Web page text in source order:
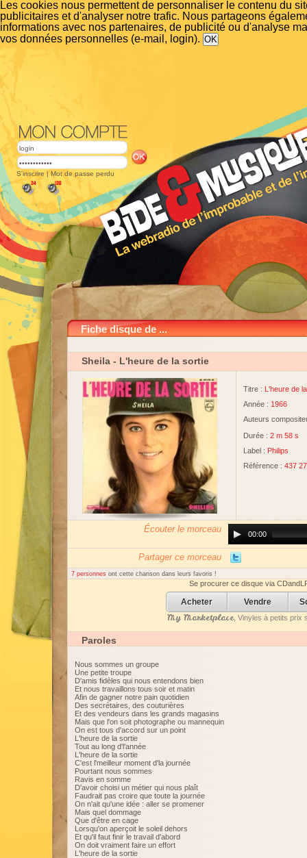
Les cookies nous permettent de personnaliser le contenu du
publicitaires et d'analyser notre trafic. Nous partageons
informations avec nos partenaires, de publicité ou d'analyse
vos données personnelles (e-mail, login).
S'inscrire | Mot de passe perdu
Fiche disque de ...
Sheila - L'heure de la sortie
Titre : L'heure de
Année : 1966
Auteurs
Durée : 2 m 58 s
Label : Philips
Référence : 437
Écouter le morceau
Player00:00
Partager ce morceau
7 personnes ont cette chanson dans leurs favoris !
Se procurer ce disque via
Acheter Vendre
My Marketplace, Vinyles à petits prix
Paroles
Nous sommes un groupe
Une petite troupe
D'amis fidèles qui nous entendons bien
Et nous travaillons tous soir et matin
Afin de gagner notre pain quotidien
Des secrétaires, des couturières
Et des vendeurs dans les grands magasins
Mais que l'on soit photographe ou mannequin
On est tous d'accord sur un point
L'heure de la sortie
Tout au long d'l'année
L'heure de la sortie
C'est l'meilleur moment d'la journée
Pourtant nous sommes
Ravis en somme
D'avoir choisi un métier qui nous plaît
Faudrait pas croire que toute la journée
On n'ait qu'une idée : aller se promener
Mais quel dommage
Que d'être en cage
Lorsqu'on aperçoit le soleil dehors
Et qu'il faut finir le travail d'abord
On doit vraiment faire un effort
L'heure de la sortie